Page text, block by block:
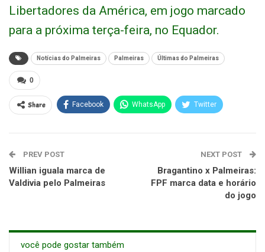
Libertadores da América, em jogo marcado
para a próxima terça-feira, no Equador.
Notícias do Palmeiras Palmeiras Últimas do Palmeiras
0
Share Facebook WhatsApp Twitter
PREV POST
Willian iguala marca de
Valdivia pelo Palmeiras
NEXT POST
Bragantino x Palmeiras:
FPF marca data e horário
do jogo
você pode gostar também